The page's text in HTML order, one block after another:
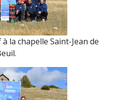
la chapelle Saint-Jean de